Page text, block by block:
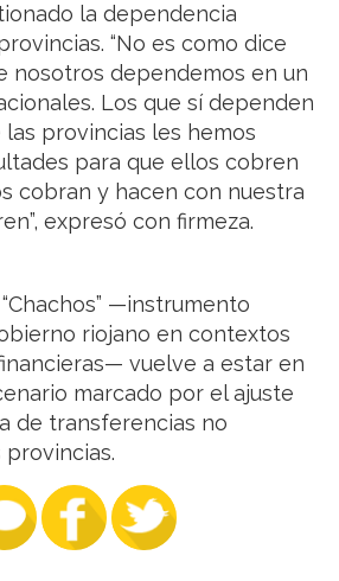
la dependencia
“No es como dice
nosotros dependemos en un
Los que sí dependen
provincias les hemos
para que ellos cobren
cobran y hacen con nuestra
expresó con firmeza.
—instrumento
riojano en contextos
vuelve a estar en
marcado por el ajuste
de transferencias no
provincias.